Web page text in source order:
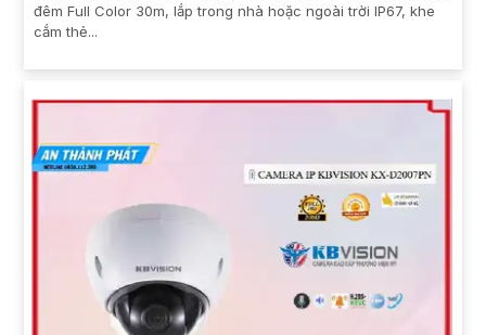
đêm Full Color 30m, lắp trong nhà hoặc ngoài trời IP67, khe
cắm thẻ...